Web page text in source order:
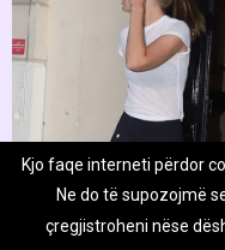
Kjo faqe interneti përdor
Ne do të supozojmë
çregjistroheni nëse